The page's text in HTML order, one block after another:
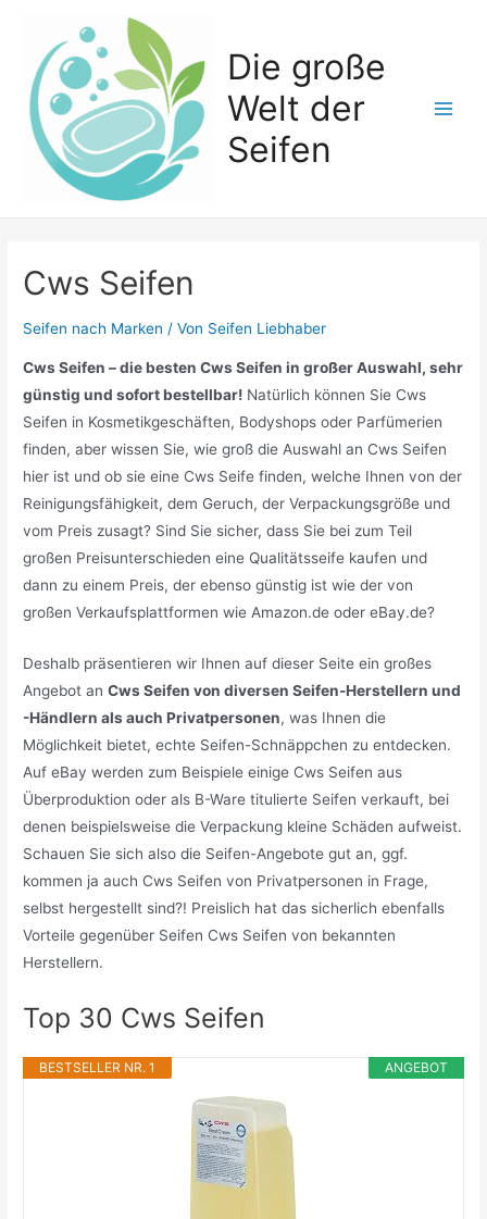
springen
Die große
Welt der
Seifen
Cws Seifen
Seifen nach Marken / Von Seifen Liebhaber
Cws Seifen – die besten Cws Seifen in großer Auswahl, sehr
günstig und sofort bestellbar! Natürlich können Sie Cws
Seifen in Kosmetikgeschäften, Bodyshops oder Parfümerien
finden, aber wissen Sie, wie groß die Auswahl an Cws Seifen
hier ist und ob sie eine Cws Seife finden, welche Ihnen von der
Reinigungsfähigkeit, dem Geruch, der Verpackungsgröße und
vom Preis zusagt? Sind Sie sicher, dass Sie bei zum Teil
großen Preisunterschieden eine Qualitätsseife kaufen und
dann zu einem Preis, der ebenso günstig ist wie der von
großen Verkaufsplattformen wie Amazon.de oder eBay.de?
Deshalb präsentieren wir Ihnen auf dieser Seite ein großes
Angebot anCws Seifen von diversen Seifen-Herstellern und
-Händlern als auch Privatpersonen, was Ihnen die
Möglichkeit bietet, echte Seifen-Schnäppchen zu entdecken.
Auf eBay werden zum Beispiele einige Cws Seifen aus
Überproduktion oder als B-Ware titulierte Seifen verkauft, bei
denen beispielsweise die Verpackung kleine Schäden aufweist.
Schauen Sie sich also die Seifen-Angebote gut an, ggf.
kommen ja auch Cws Seifen von Privatpersonen in Frage,
selbst hergestellt sind?! Preislich hat das sicherlich ebenfalls
Vorteile gegenüber Seifen Cws Seifen von bekannten
Herstellern.
Top 30 Cws Seifen
ANGEBOT
BESTSELLER NR. 1